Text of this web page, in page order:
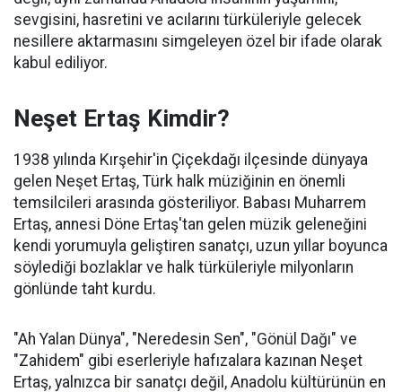
sevgisini, hasretini ve acılarını türküleriyle gelecek
nesillere aktarmasını simgeleyen özel bir ifade olarak
kabul ediliyor.
Neşet Ertaş Kimdir?
1938 yılında Kırşehir'in Çiçekdağı ilçesinde dünyaya
gelen Neşet Ertaş, Türk halk müziğinin en önemli
temsilcileri arasında gösteriliyor. Babası Muharrem
Ertaş, annesi Döne Ertaş'tan gelen müzik geleneğini
kendi yorumuyla geliştiren sanatçı, uzun yıllar boyunca
söylediği bozlaklar ve halk türküleriyle milyonların
gönlünde taht kurdu.
"Ah Yalan Dünya", "Neredesin Sen", "Gönül Dağı" ve
"Zahidem" gibi eserleriyle hafızalara kazınan Neşet
Ertaş, yalnızca bir sanatçı değil, Anadolu kültürünün en